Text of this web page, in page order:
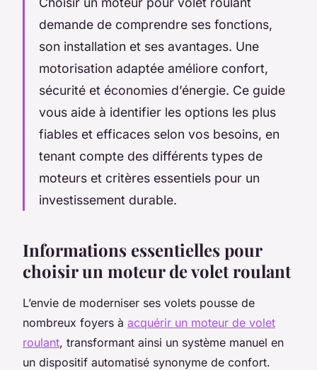
demande de comprendre ses fonctions,
son installation et ses avantages. Une
motorisation adaptée améliore confort,
sécurité et économies d’énergie. Ce guide
vous aide à identifier les options les plus
fiables et efficaces selon vos besoins, en
tenant compte des différents types de
moteurs et critères essentiels pour un
investissement durable.
Informations essentielles pour
choisir un moteur de volet roulant
L’envie de moderniser ses volets pousse de
nombreux foyers à acquérir un moteur de volet
roulant, transformant ainsi un système manuel en
un dispositif automatisé synonyme de confort.